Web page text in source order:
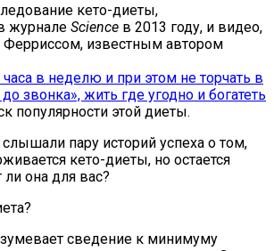
кето-диеты,
журнале Science в 2013 году, и видео,
известным автором
часа в неделю и при этом не торчать в
звонка», жить где угодно и богатеть
популярности этой диеты.
пару историй успеха о том,
кето-диеты, но остается
ли она для вас?
сведение к минимуму